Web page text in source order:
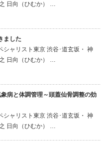
日向（ひむか） …
ました
シャリスト東京 渋谷･道玄坂・ 神
日向（ひむか） …
病と体調管理～頭蓋仙骨調整の効
シャリスト東京 渋谷･道玄坂・ 神
日向（ひむか） …